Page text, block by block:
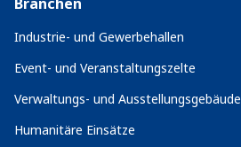
Branchen
Industrie- und Gewerbehallen
Event- und Veranstaltungszelte
Verwaltungs- und Ausstellungsgebäude
Humanitäre Einsätze